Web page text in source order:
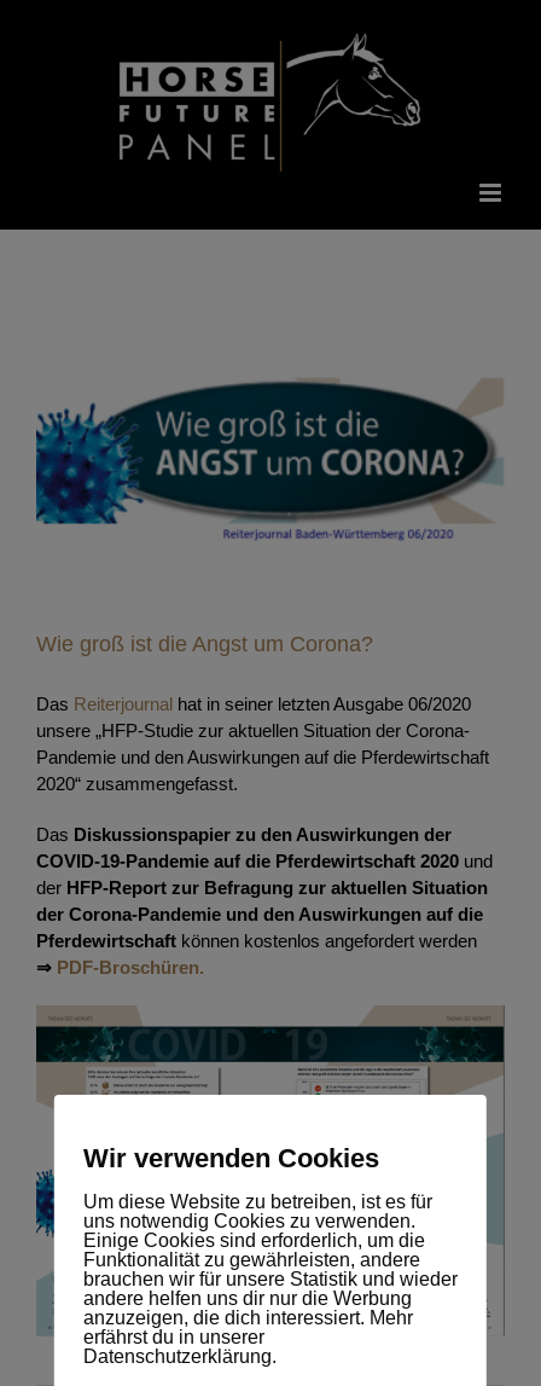
Wie groß ist die Angst um Corona?
Wie groß ist die Angst um Corona?
Das Reiterjournal hat in seiner letzten Ausgabe 06/2020
unsere „HFP-Studie zur aktuellen Situation der Corona-
Pandemie und den Auswirkungen auf die Pferdewirtschaft
2020“ zusammengefasst.
Das Diskussionspapier zu den Auswirkungen der
COVID-19-Pandemie auf die Pferdewirtschaft 2020 und
der HFP-Report zur Befragung zur aktuellen Situation
der Corona-Pandemie und den Auswirkungen auf die
Pferdewirtschaft können kostenlos angefordert werden
⇒ PDF-Broschüren.
Wir verwenden Cookies
Um diese Website zu betreiben, ist es für
uns notwendig Cookies zu verwenden.
Einige Cookies sind erforderlich, um die
Funktionalität zu gewährleisten, andere
brauchen wir für unsere Statistik und wieder
andere helfen uns dir nur die Werbung
anzuzeigen, die dich interessiert. Mehr
erfährst du in unserer
Datenschutzerklärung.